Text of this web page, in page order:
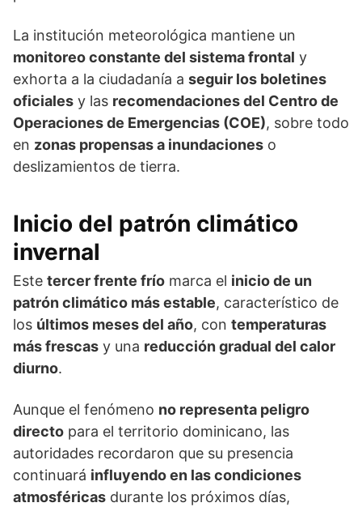
La institución meteorológica mantiene un
monitoreo constante del sistema frontal y
exhorta a la ciudadanía a seguir los boletines
oficiales y las recomendaciones del Centro de
Operaciones de Emergencias (COE), sobre todo
en zonas propensas a inundaciones o
deslizamientos de tierra.
Inicio del patrón climático
invernal
Este tercer frente frío marca el inicio de un
patrón climático más estable, característico de
los últimos meses del año, con temperaturas
más frescas y una reducción gradual del calor
diurno.
Aunque el fenómeno no representa peligro
directo para el territorio dominicano, las
autoridades recordaron que su presencia
continuará influyendo en las condiciones
atmosféricas durante los próximos días,